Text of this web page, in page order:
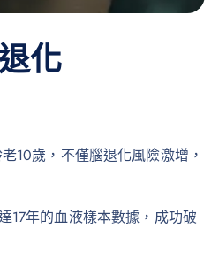
化
10歲，不僅腦退化風險激增，
17年的血液樣本數據，成功破